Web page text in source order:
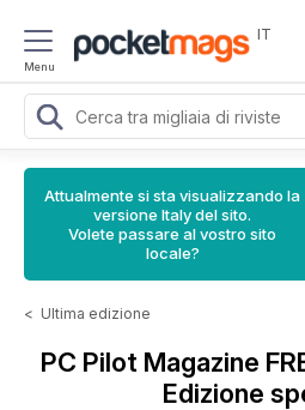
Menu
IT
Attualmente si sta visualizzando la
versione Italy del sito.
Volete passare al vostro sito
locale?
< Ultima edizione
PC Pilot Magazine
Edizione